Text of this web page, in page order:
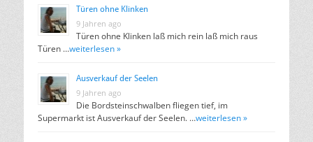
Türen ohne Klinken
9 Jahren ago
Türen ohne Klinken laß mich rein laß mich raus
Türen …weiterlesen »
Ausverkauf der Seelen
9 Jahren ago
Die Bordsteinschwalben fliegen tief, im
Supermarkt ist Ausverkauf der Seelen. …weiterlesen »